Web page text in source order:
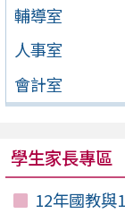
輔導室
人事室
會計室
學生家長專區
12年國教與